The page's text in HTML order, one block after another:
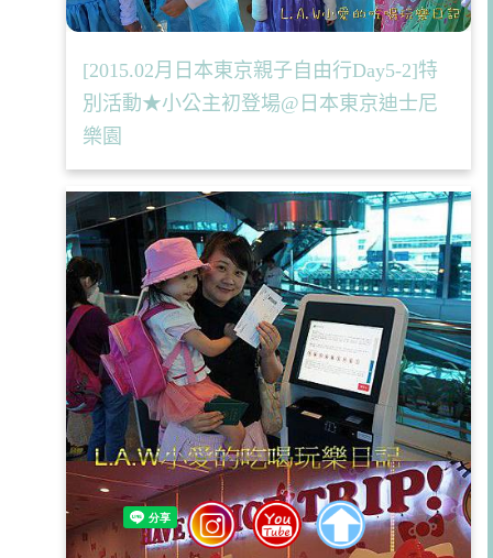
[2015.02月日本東京親子自由行Day5-2]特
別活動★小公主初登場@日本東京迪士尼
樂園